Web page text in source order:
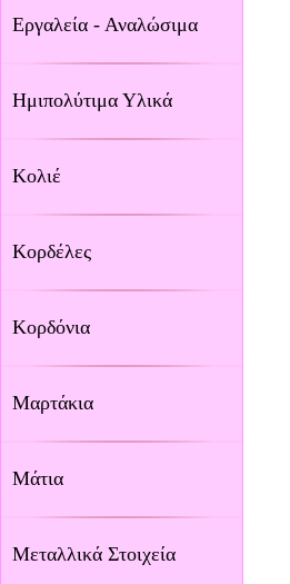
Εργαλεία - Αναλώσιμα
Ημιπολύτιμα Υλικά
Κολιέ
Κορδέλες
Κορδόνια
Μαρτάκια
Μάτια
Μεταλλικά Στοιχεία